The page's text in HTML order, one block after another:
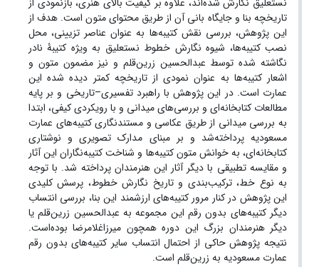
تاریخچه بنا و جایگاه بانی آن از طریق محتوای متون‌ است. هدف از
این پژوهش، بررسی نقش کتیبه‌ها به عنوان عناصر تزیینی، محل
نصب کتیبه‌ها، شیوه نگارش خطوط نستعلیق به ویژه کتیبۀ نادر
نگاشته شده توسط عبدالحسین زرین‌قلم و نیز مضمون متون و
اشعار کتیبه‌ها به عنوان نمودی از تاریخچه کمتر دیده شده این
عمارت است. در این پژوهش با راهبرد تفسیری–تاریخی و بر پایه
مطالعات کتابخانه‌ای و بررسی‌های میدانی و با رویکردی کیفی، ابتدا
به بررسی میدانی از طریق عکاسی و مستندنگاری کتیبه‌های عمارت
مسعودیه پرداخته‌‌شد و بر مبنای مدارک تصویری و نوشتاری
کتابخانه‌ای، به خوانش متون کتیبه‌ها و شناخت کتیبه‌نگاران این آثار
و مقایسه تطبیقی با دیگر آثار این هنرمندان پرداخته‌ شد. با توجه
به نوع خط، ترکیب‌بندی و تاریخ نگارش خطوط، پرسش کلیدی
این پژوهش در کنار مرور کتیبه‌های ارزشمند این بنا، بررسی انتساب
دیگر کتیبه‌های بدون رقم این مجموعه به عبدالحسین‌ زرین‌قلم یا
دیگر هنرمندان بزرگ این دوره همچون میرزاغلامرضا بوده‌است.
نتیجه پژوهش حاکی از احتمال انتساب سایر کتیبه‌های بدون رقم
عمارت مسعودیه به زرین‌قلم است.